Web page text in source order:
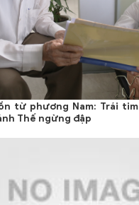
từ phương Nam: Trái tim
Thế ngừng đập